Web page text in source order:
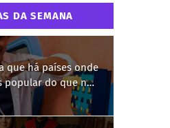
DA SEMANA
que há países onde
popular do que no